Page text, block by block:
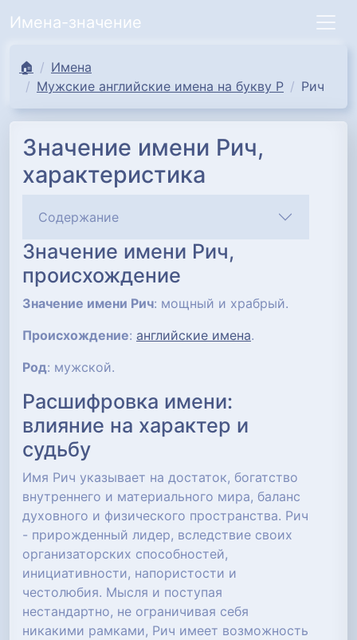
Имена-значение
🏠
Имена
Мужские английские имена на букву Р
Рич
Значение имени Рич,
характеристика
Содержание
Значение имени Рич,
происхождение
Значение имени Рич: мощный и храбрый.
Происхождение: английские имена.
Род: мужской.
Расшифровка имени:
влияние на характер и
судьбу
Имя Рич указывает на достаток, богатство
внутреннего и материального мира, баланс
духовного и физического пространства. Рич
- прирожденный лидер, вследствие своих
организаторских способностей,
инициативности, напористости и
честолюбия. Мысля и поступая
нестандартно, не ограничивая себя
никакими рамками, Рич имеет возможность